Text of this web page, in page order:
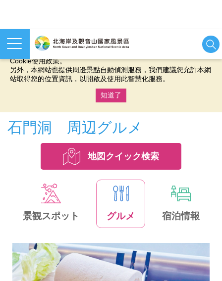
本網站使用cookies等相關技術以持續優化網站服務，並有助於為
您提供更佳的體驗，當您繼續使用本網站即表示您同意我們的
Cookie使用政策。
另外，本網站也提供周邊景點自動偵測服務，我們建議您允許本網
站取得您的位置資訊，以開啟及使用此智慧化服務。
知道了
石門洞 周辺グルメ
地図クイック検索
景観スポット グルメ 宿泊情報